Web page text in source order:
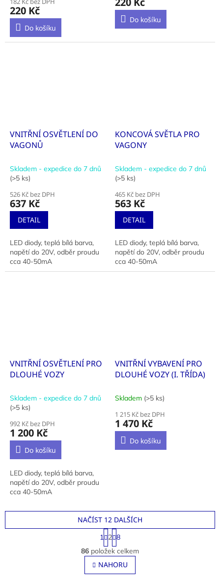
220 Kč
Do košíku
je
5,0
hvězdiček.
Do košíku
VNITŘNÍ OSVĚTLENÍ DO
VAGONŮ
Skladem - expedice do 7 dnů
(>5 ks)
526 Kč bez DPH
637 Kč
DETAIL
LED diody, teplá bílá barva,
napětí do 20V, odběr proudu
cca 40-50mA
KONCOVÁ SVĚTLA PRO
VAGONY
Skladem - expedice do 7 dnů
(>5 ks)
465 Kč bez DPH
563 Kč
DETAIL
LED diody, teplá bílá barva,
napětí do 20V, odběr proudu
cca 40-50mA
VNITŘNÍ OSVĚTLENÍ PRO
DLOUHÉ VOZY
Skladem - expedice do 7 dnů
(>5 ks)
992 Kč bez DPH
1 200 Kč
Do košíku
LED diody, teplá bílá barva,
napětí do 20V, odběr proudu
cca 40-50mA
VNITŘNÍ VYBAVENÍ PRO
DLOUHÉ VOZY (I. TŘÍDA)
Skladem (>5 ks)
1 215 Kč bez DPH
1 470 Kč
Do košíku
O
v
l
á
NAČÍST 12 DALŠÍCH
S
t
r
á
n
k
1 2 8
86 položek celkem
NAHORU